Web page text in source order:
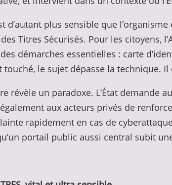
d’autant plus sensible que
Titres Sécurisés. Pour les citoyens,
démarches essentielles : carte
touché, le sujet dépasse la technique.
révèle un paradoxe. L’État demande
aux acteurs privés de
rapidement en cas de
portail public aussi central subit